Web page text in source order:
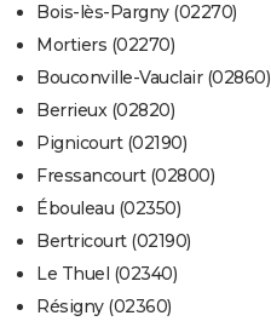
Bois-lès-Pargny (02270)
Mortiers (02270)
Bouconville-Vauclair (02860)
Berrieux (02820)
Pignicourt (02190)
Fressancourt (02800)
Ébouleau (02350)
Bertricourt (02190)
Le Thuel (02340)
Résigny (02360)